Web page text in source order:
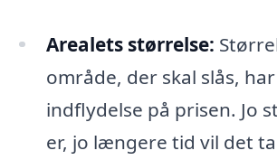
Arealets størrelse:
område, der skal slås,
indflydelse på prisen. Jo
er, jo længere tid vil det